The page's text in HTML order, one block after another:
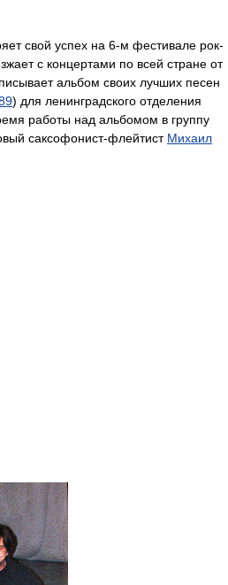
свой успех на 6-м фестивале рок-
с концертами по всей стране от
альбом своих лучших песен
) для ленинградского отделения
работы над альбомом в группу
саксофонист-флейтист Михаил